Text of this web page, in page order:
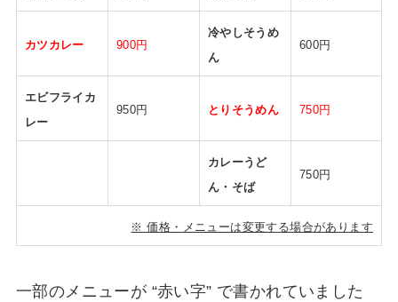
カツカレー 900円
冷やしそうめ
ん
600円
エビフライカ
レー
950円 とりそうめん 750円
カレーうど
ん・そば
750円
※ 価格・メニューは変更する場合があります
一部のメニューが “赤い字” で書かれていました